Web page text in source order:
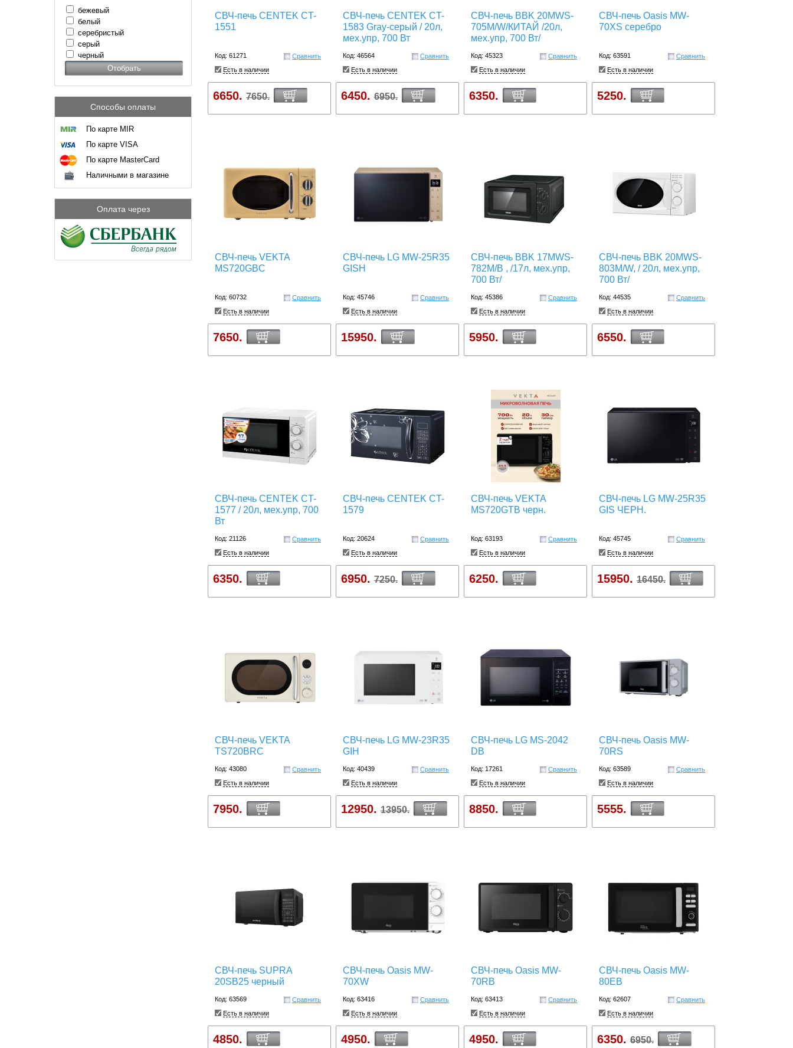
бежевый
белый
серебристый
серый
черный
Способы оплаты
По карте MIR
По карте VISA
По карте MasterCard
Наличными в магазине
Оплата через
СВЧ-печь CENTEK CT-
1551
Код: 61271
Сравнить
Есть в наличии
6650. 7650.
СВЧ-печь CENTEK CT-
1583 Gray-серый / 20л,
мех.упр, 700 Вт
Код: 46564
Сравнить
Есть в наличии
6450. 6950.
СВЧ-печь BBK 20MWS-
705M/W/КИТАЙ /20л,
мех.упр, 700 Вт/
Код: 45323
Сравнить
Есть в наличии
6350.
СВЧ-печь Oasis MW-
70XS серебро
Код: 63591
Сравнить
Есть в наличии
5250.
СВЧ-печь VEKTA
MS720GBC
Код: 60732
Сравнить
Есть в наличии
7650.
СВЧ-печь LG MW-25R35
GISH
Код: 45746
Сравнить
Есть в наличии
15950.
СВЧ-печь BBK 17MWS-
782M/B , /17л, мех.упр,
700 Вт/
Код: 45386
Сравнить
Есть в наличии
5950.
СВЧ-печь BBK 20MWS-
803M/W, / 20л, мех.упр,
700 Вт/
Код: 44535
Сравнить
Есть в наличии
6550.
СВЧ-печь CENTEK CT-
1577 / 20л, мех.упр, 700
Вт
Код: 21126
Сравнить
Есть в наличии
6350.
СВЧ-печь CENTEK CT-
1579
Код: 20624
Сравнить
Есть в наличии
6950. 7250.
СВЧ-печь VEKTA
MS720GTB черн.
Код: 63193
Сравнить
Есть в наличии
6250.
СВЧ-печь LG MW-25R35
GIS ЧЕРН.
Код: 45745
Сравнить
Есть в наличии
15950. 16450.
СВЧ-печь VEKTA
TS720BRC
Код: 43080
Сравнить
Есть в наличии
7950.
СВЧ-печь LG MW-23R35
GIH
Код: 40439
Сравнить
Есть в наличии
12950. 13950.
СВЧ-печь LG MS-2042
DB
Код: 17261
Сравнить
Есть в наличии
8850.
СВЧ-печь Oasis MW-
70RS
Код: 63589
Сравнить
Есть в наличии
5555.
СВЧ-печь SUPRA
20SB25 черный
Код: 63569
Сравнить
Есть в наличии
4850.
СВЧ-печь Oasis MW-
70XW
Код: 63416
Сравнить
Есть в наличии
4950.
СВЧ-печь Oasis MW-
70RB
Код: 63413
Сравнить
Есть в наличии
4950.
СВЧ-печь Oasis MW-
80EB
Код: 62607
Сравнить
Есть в наличии
6350. 6950.